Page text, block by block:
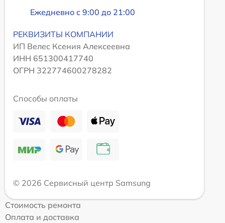
Ежедневно с 9:00 до 21:00
РЕКВИЗИТЫ КОМПАНИИ
ИП Велес Ксения Алексеевна
ИНН 651300417740
ОГРН 322774600278282
Способы оплаты
© 2026 Сервисный центр Samsung
Стоимость ремонта
Оплата и доставка